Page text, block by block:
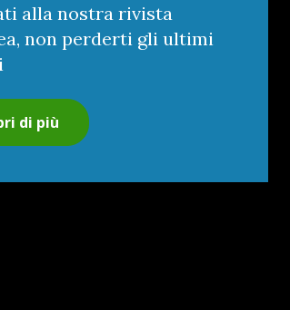
alla nostra rivista
non perderti gli ultimi
di più